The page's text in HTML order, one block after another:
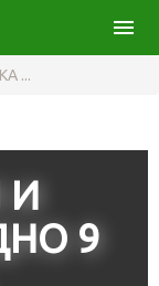
menu
...
И
9